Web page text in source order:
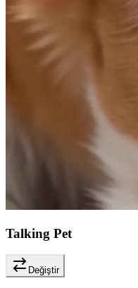
Talking Pet
Değiştir